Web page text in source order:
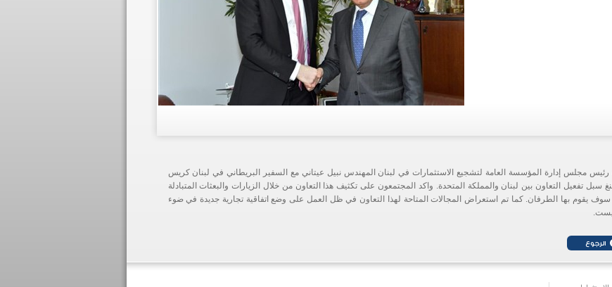
مجلس إدارة المؤسسة العامة لتشجيع الاستثمارات في لبنان المهندس نبيل عيتاني مع السفير البريطاني في لبنان كريس
سبل تفعيل التعاون بين لبنان والمملكة المتحدة. واكد المجتمعون على تكثيف هذا التعاون من خلال الزيارات والبعثات المتبادلة
سوف يقوم بها الطرفان. كما تم استعراض المجالات المتاحة لهذا التعاون في ظل العمل على وضع اتفاقية تجارية جديدة في ضوء